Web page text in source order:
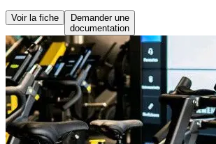
Voir la fiche
Demander une
documentation